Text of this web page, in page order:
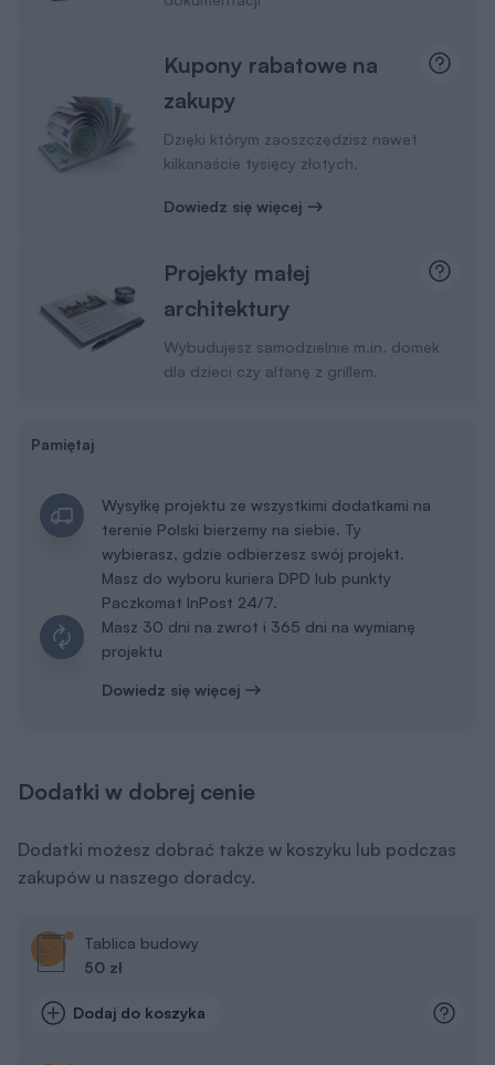
Kupony rabatowe na
zakupy
Dzięki którym zaoszczędzisz nawet
kilkanaście tysięcy złotych.
Dowiedz się więcej
Projekty małej
architektury
Wybudujesz samodzielnie m.in. domek
dla dzieci czy altanę z grillem.
Pamiętaj
Wysyłkę projektu ze wszystkimi dodatkami na
terenie Polski bierzemy na siebie. Ty
wybierasz, gdzie odbierzesz swój projekt.
Masz do wyboru kuriera DPD lub punkty
Paczkomat InPost 24/7.
Masz 30 dni na zwrot i 365 dni na wymianę
projektu
Dowiedz się więcej
Dodatki w dobrej cenie
Dodatki możesz dobrać także w koszyku lub podczas
zakupów u naszego doradcy.
Tablica budowy
50 zł
Dodaj do koszyka